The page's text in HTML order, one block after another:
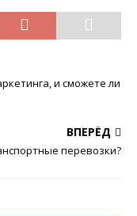
и сможете ли
ВПЕРЁД
перевозки?